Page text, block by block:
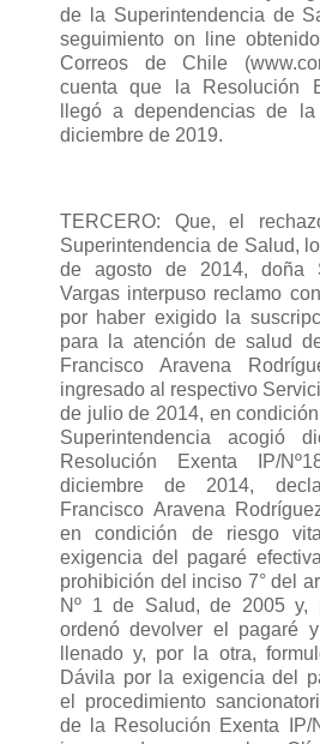
de la Superintendencia de
seguimiento on line
Correos de Chile
cuenta que la Resolución
llegó a dependencias de
diciembre de 2019.
TERCERO: Que, el
Superintendencia de Salud,
de agosto de 2014, doña
Vargas interpuso reclamo
por haber exigido la
para la atención de salud
Francisco Aravena
ingresado al respectivo
de julio de 2014, en
Superintendencia acogió
Resolución Exenta IP/
diciembre de 2014,
Francisco Aravena
en condición de riesgo
exigencia del pagaré
prohibición del inciso 7° del
Nº 1 de Salud, de 2005 y,
ordenó devolver el pagaré
llenado y, por la otra,
Dávila por la exigencia del
el procedimiento
de la Resolución Exenta IP/